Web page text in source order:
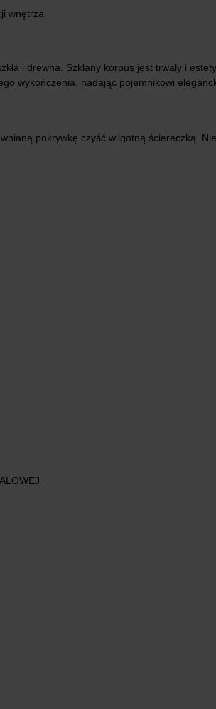
wnętrza
i drewna. Szklany korpus jest trwały i
wykończenia, nadając pojemnikowi
pokrywkę czyść wilgotną ściereczką.